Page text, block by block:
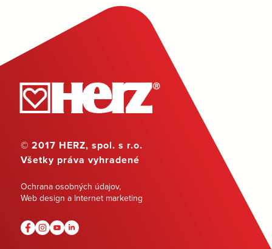
© 2017 HERZ, spol. s r.o.
Všetky práva vyhradené
Ochrana osobných údajov,
Web design a Internet marketing